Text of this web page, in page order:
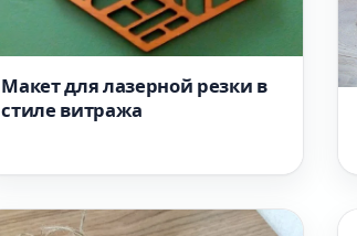
Макет для лазерной резки в
стиле витража